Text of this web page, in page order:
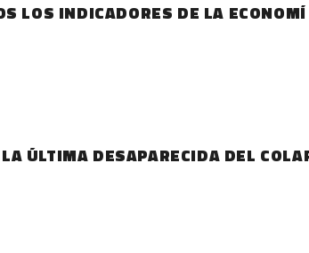
LOS INDICADORES DE LA ECONOMÍ
ÚLTIMA DESAPARECIDA DEL